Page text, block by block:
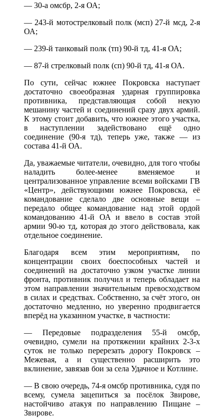
— 30-а омсбр, 2-я ОА;
— 243-й мотострелковый полк (мсп) 27-й мсд, 2-я
ОА;
— 239-й танковый полк (тп) 90-й тд, 41-я ОА;
— 87-й стрелковый полк (сп) 90-й тд, 41-я ОА.
По сути, сейчас южнее Покровска наступает
достаточно своеобразная ударная группировка
противника, представляющая собой некую
мешанину частей и соединений сразу двух армий.
К этому стоит добавить, что южнее этого участка,
в наступлении задействовано ещё одно
соединение (90-я тд), теперь уже, также — из
состава 41-й ОА.
Да, уважаемые читатели, очевидно, для того чтобы
наладить более-менее вменяемое и
централизованное управление всеми войсками ГВ
«Центр», действующими южнее Покровска, её
командование сделало две основные вещи –
передало общее командование над этой ордой
командованию 41-й ОА и ввело в состав этой
армии 90-ю тд, которая до этого действовала, как
отдельное соединение.
Благодаря всем этим мероприятиям, по
концентрации своих боеспособных частей и
соединений на достаточно узком участке линии
фронта, противник получил и теперь обладает на
этом направлении значительным превосходством
в силах и средствах. Собственно, за счёт этого, он
достаточно медленно, но уверенно продвигается
вперёд на указанном участке, в частности:
— Передовые подразделения 55-й омсбр,
очевидно, сумели на протяжении крайних 2-3-х
суток не только перерезать дорогу Покровск –
Межевая, а и существенно расширить это
вклинение, завязав бои за села Удачное и Котлине.
— В свою очередь, 74-я омсбр противника, судя по
всему, сумела зацепиться за посёлок Звирове,
настойчиво атакуя по направлению Пищане –
Звирове.